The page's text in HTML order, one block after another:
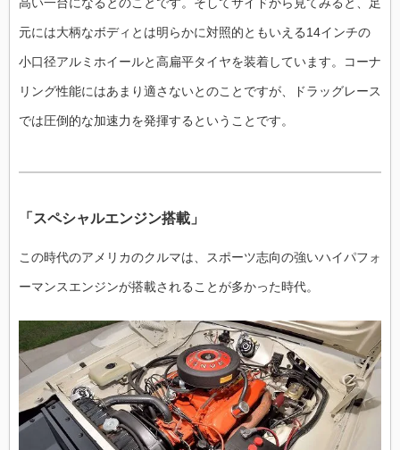
元には大柄なボディとは明らかに対照的ともいえる14インチの
小口径アルミホイールと高扁平タイヤを装着しています。コーナ
リング性能にはあまり適さないとのことですが、ドラッグレース
では圧倒的な加速力を発揮するということです。
「スペシャルエンジン搭載」
この時代のアメリカのクルマは、スポーツ志向の強いハイパフォ
ーマンスエンジンが搭載されることが多かった時代。